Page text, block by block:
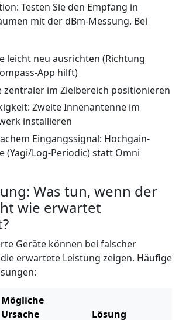
Testen Sie den Empfang in
mit der dBm-Messung. Bei
leicht neu ausrichten (Richtung
App hilft)
zentraler im Zielbereich positionieren
Zweite Innenantenne im
installieren
Eingangssignal: Hochgain-
(Yagi/Log-Periodic) statt Omni
Was tun, wenn der
wie erwartet
Geräte können bei falscher
erwartete Leistung zeigen. Häufige
Mögliche
Ursache
Lösung